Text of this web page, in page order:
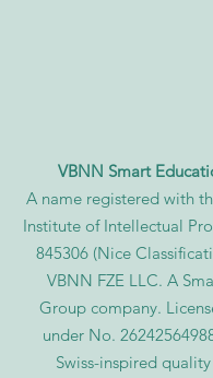
VBNN Smart
A name registered with
Institute of Intellectual
845306 (Nice
VBNN FZE LLC. A
Group company.
under No.
Swiss-inspired